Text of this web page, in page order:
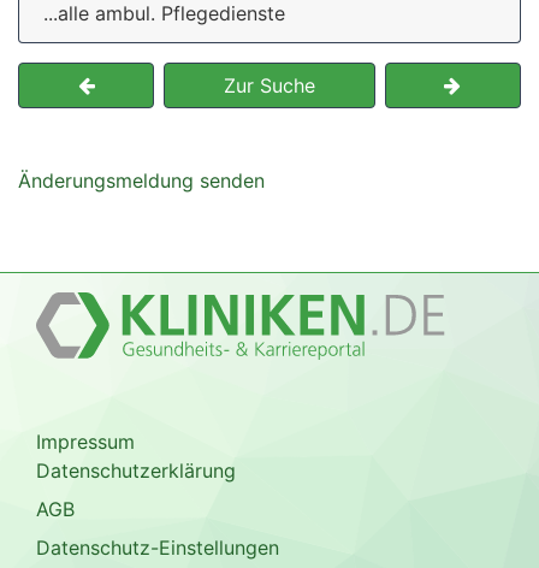
...alle ambul. Pflegedienste
Zur Suche
Änderungsmeldung senden
Impressum
Datenschutzerklärung
AGB
Datenschutz-Einstellungen